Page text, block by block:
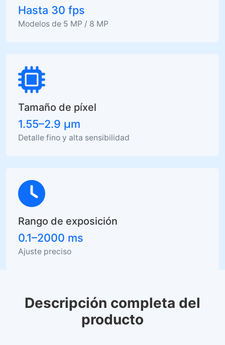
Hasta 30 fps
Modelos de 5 MP / 8 MP
Tamaño de píxel
1.55–2.9 µm
Detalle fino y alta sensibilidad
Rango de exposición
0.1–2000 ms
Ajuste preciso
Descripción completa del
producto